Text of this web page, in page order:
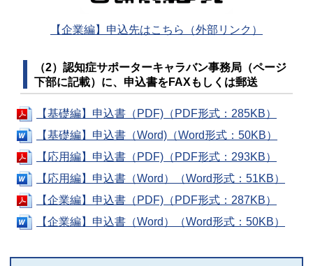
【企業編】申込先はこちら（外部リンク）
（2）認知症サポーターキャラバン事務局（ページ
下部に記載）に、申込書をFAXもしくは郵送
【基礎編】申込書（PDF)（PDF形式：285KB）
【基礎編】申込書（Word)（Word形式：50KB）
【応用編】申込書（PDF)（PDF形式：293KB）
【応用編】申込書（Word）（Word形式：51KB）
【企業編】申込書（PDF)（PDF形式：287KB）
【企業編】申込書（Word）（Word形式：50KB）